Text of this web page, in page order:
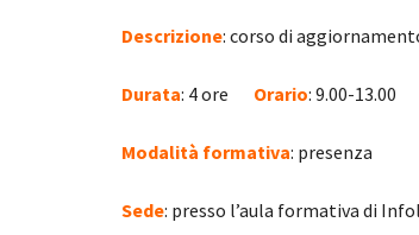
Descrizione: corso di
Durata: 4 ore Orario: 9.00-13.00
Modalità formativa: presenza
Sede: presso l’aula formativa di